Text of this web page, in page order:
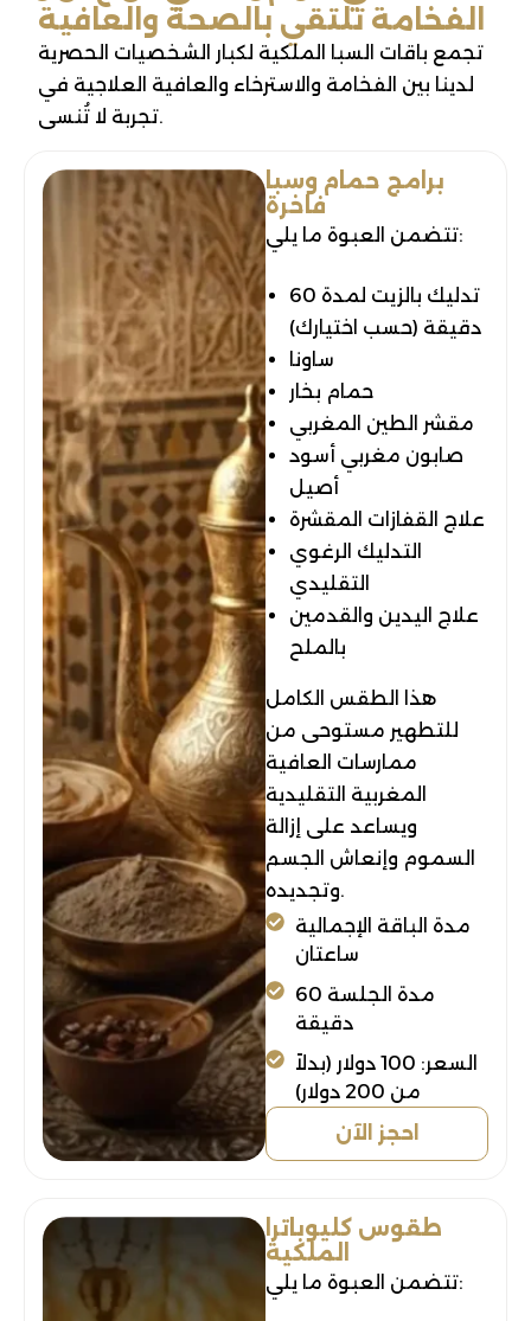
الفخامة تلتقي بالصحة والعافية
تجمع باقات السبا الملكية لكبار الشخصيات الحصرية
لدينا بين الفخامة والاسترخاء والعافية العلاجية في
تجربة لا تُنسى.
برامج حمام وسبا
فاخرة
تتضمن العبوة ما يلي:
تدليك بالزيت لمدة 60
دقيقة (حسب اختيارك)
ساونا
حمام بخار
مقشر الطين المغربي
صابون مغربي أسود
أصيل
علاج القفازات المقشرة
التدليك الرغوي
التقليدي
علاج اليدين والقدمين
بالملح
هذا الطقس الكامل
للتطهير مستوحى من
ممارسات العافية
المغربية التقليدية
ويساعد على إزالة
السموم وإنعاش الجسم
وتجديده.
مدة الباقة الإجمالية
ساعتان
مدة الجلسة 60
دقيقة
السعر: 100 دولار (بدلاً
من 200 دولار)
احجز الآن
طقوس كليوباترا
الملكية
تتضمن العبوة ما يلي: